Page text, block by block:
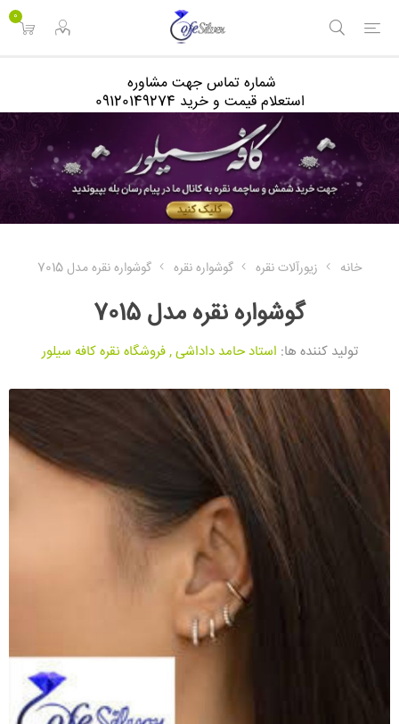
0
شماره تماس جهت مشاوره
استعلام قیمت و خرید 09120149274
خانه زیورآلات نقره گوشواره نقره گوشواره نقره مدل 7015
گوشواره نقره مدل 7015
تولید کننده ها: استاد حامد داداشی,فروشگاه نقره کافه سیلور